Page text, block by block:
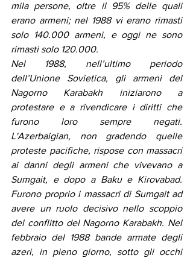
mila persone, oltre il 95% delle quali
erano armeni; nel 1988 vi erano rimasti
solo 140.000 armeni, e oggi ne sono
rimasti solo 120.000.
Nel 1988, nell’ultimo periodo
dell’Unione Sovietica, gli armeni del
Nagorno Karabakh iniziarono a
protestare e a rivendicare i diritti che
furono loro sempre negati.
L'Azerbaigian, non gradendo quelle
proteste pacifiche, rispose con massacri
ai danni degli armeni che vivevano a
Sumgait, e dopo a Baku e Kirovabad.
Furono proprio i massacri di Sumgait ad
avere un ruolo decisivo nello scoppio
del conflitto del Nagorno Karabakh. Nel
febbraio del 1988 bande armate degli
azeri, in pieno giorno, sotto gli occhi